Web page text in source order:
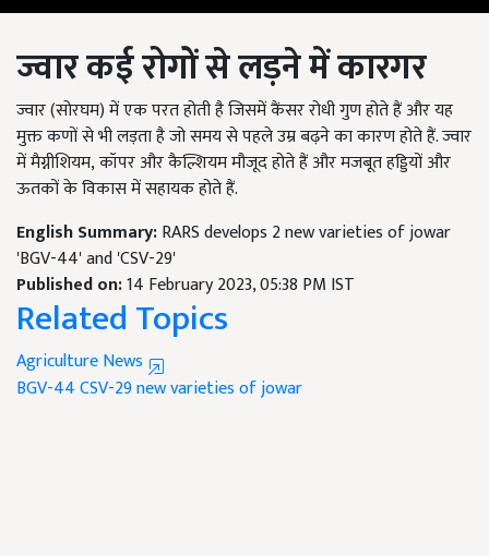
ज्वार कई रोगों से लड़ने में कारगर
ज्वार (सोरघम) में एक परत होती है जिसमें कैंसर रोधी गुण होते हैं और यह
मुक्त कणों से भी लड़ता है जो समय से पहले उम्र बढ़ने का कारण होते हैं. ज्वार
में मैग्नीशियम,कॉपर और कैल्शियम मौजूद होते हैं और मजबूत हड्डियों और
ऊतकों के विकास में सहायक होते हैं.
English Summary:RARS develops 2 new varieties of jowar
'BGV-44' and 'CSV-29'
Published on:14 February 2023, 05:38 PM IST
Related Topics
Agriculture News
BGV-44CSV-29new varieties of jowar